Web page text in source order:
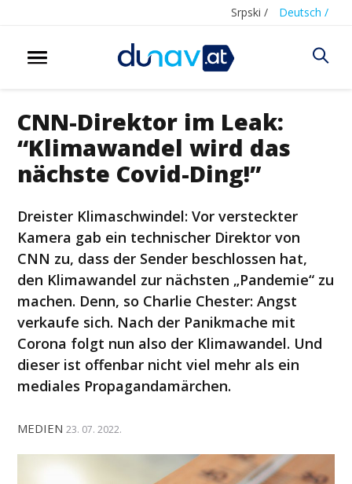
Srpski / Deutsch /
CNN-Direktor im Leak:
“Klimawandel wird das
nächste Covid-Ding!”
Dreister Klimaschwindel: Vor versteckter
Kamera gab ein technischer Direktor von
CNN zu, dass der Sender beschlossen hat,
den Klimawandel zur nächsten „Pandemie“ zu
machen. Denn, so Charlie Chester: Angst
verkaufe sich. Nach der Panikmache mit
Corona folgt nun also der Klimawandel. Und
dieser ist offenbar nicht viel mehr als ein
mediales Propagandamärchen.
MEDIEN 23. 07. 2022.